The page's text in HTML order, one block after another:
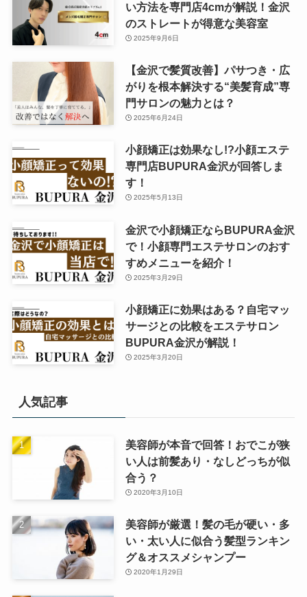
い方法を専門店4cmが解説！金沢
のストレートが得意な美容室
2025年9月6日
【金沢で髪質改善】パサつき・広
がりを根本解決する“美髪育成”専
門サロンの魅力とは？
2025年6月24日
小顔矯正は効果なし!?小顔エステ
専門店BUPURA金沢が回答しま
す！
2025年5月13日
金沢で小顔矯正ならBUPURA金沢
で！小顔専門エステサロンのおす
すめメニューを紹介！
2025年3月29日
小顔矯正に効果はある？自宅マッ
サージとの比較をエステサロン
BUPURA金沢が解説！
2025年3月20日
人気記事
美容師が本音で回答！おでこが狭
い人は前髪あり・なしどっちが似
合う？
2020年3月10日
美容師が厳選！髪の毛が硬い・多
い・太い人に似合う髪型ランキン
グ＆オススメシャンプー
2020年1月29日